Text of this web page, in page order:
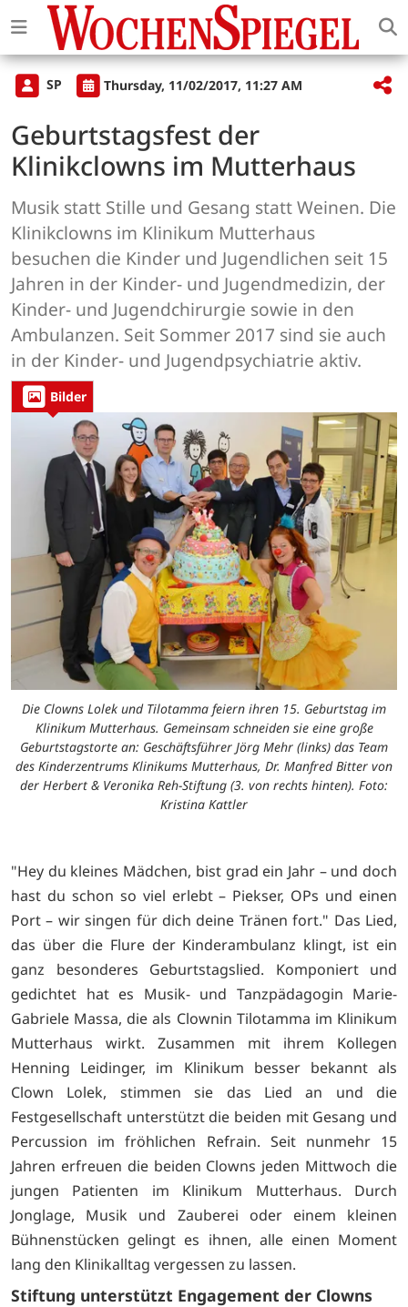
SP Thursday, 11/02/2017, 11:27 AM
Geburtstagsfest der
Klinikclowns im Mutterhaus
Musik statt Stille und Gesang statt Weinen. Die
Klinikclowns im Klinikum Mutterhaus
besuchen die Kinder und Jugendlichen seit 15
Jahren in der Kinder- und Jugendmedizin, der
Kinder- und Jugendchirurgie sowie in den
Ambulanzen. Seit Sommer 2017 sind sie auch
in der Kinder- und Jugendpsychiatrie aktiv.
Bilder
Die Clowns Lolek und Tilotamma feiern ihren 15. Geburtstag im
Klinikum Mutterhaus. Gemeinsam schneiden sie eine große
Geburtstagstorte an: Geschäftsführer Jörg Mehr (links) das Team
des Kinderzentrums Klinikums Mutterhaus, Dr. Manfred Bitter von
der Herbert & Veronika Reh-Stiftung (3. von rechts hinten). Foto:
Kristina Kattler
"Hey du kleines Mädchen, bist grad ein Jahr – und doch
hast du schon so viel erlebt – Piekser, OPs und einen
Port – wir singen für dich deine Tränen fort." Das Lied,
das über die Flure der Kinderambulanz klingt, ist ein
ganz besonderes Geburtstagslied. Komponiert und
gedichtet hat es Musik- und Tanzpädagogin Marie-
Gabriele Massa, die als Clownin Tilotamma im Klinikum
Mutterhaus wirkt. Zusammen mit ihrem Kollegen
Henning Leidinger, im Klinikum besser bekannt als
Clown Lolek, stimmen sie das Lied an und die
Festgesellschaft unterstützt die beiden mit Gesang und
Percussion im fröhlichen Refrain. Seit nunmehr 15
Jahren erfreuen die beiden Clowns jeden Mittwoch die
jungen Patienten im Klinikum Mutterhaus. Durch
Jonglage, Musik und Zauberei oder einem kleinen
Bühnenstücken gelingt es ihnen, alle einen Moment
lang den Klinikalltag vergessen zu lassen.
Stiftung unterstützt Engagement der Clowns